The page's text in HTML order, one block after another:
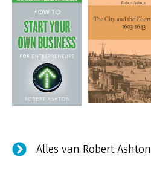
Alles van Robert Ashton